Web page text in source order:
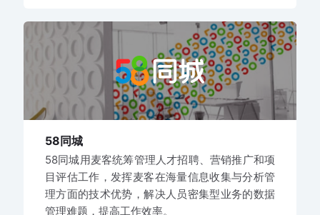
58同城
58同城用麦客统筹管理人才招聘、营销推广和项
目评估工作，发挥麦客在海量信息收集与分析管
理方面的技术优势，解决人员密集型业务的数据
管理难题，提高工作效率。